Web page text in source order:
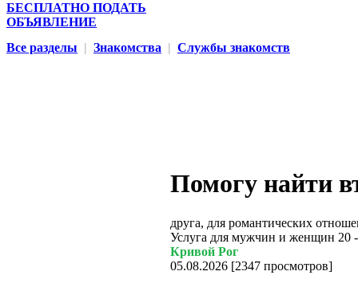
БЕСПЛАТНО ПОДАТЬ
ОБЪЯВЛЕНИЕ
Все разделы | Знакомства | Службы знакомств
Помогу найти
друга, для романтических
Услуга для мужчин и женщин 20
Кривой Рог
05.08.2026 [2347 просмотров]